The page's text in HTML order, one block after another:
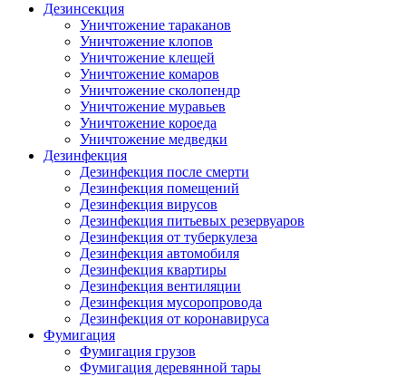
Дезинсекция
Уничтожение тараканов
Уничтожение клопов
Уничтожение клещей
Уничтожение комаров
Уничтожение сколопендр
Уничтожение муравьев
Уничтожение короеда
Уничтожение медведки
Дезинфекция
Дезинфекция после смерти
Дезинфекция помещений
Дезинфекция вирусов
Дезинфекция питьевых резервуаров
Дезинфекция от туберкулеза
Дезинфекция автомобиля
Дезинфекция квартиры
Дезинфекция вентиляции
Дезинфекция мусоропровода
Дезинфекция от коронавируса
Фумигация
Фумигация грузов
Фумигация деревянной тары